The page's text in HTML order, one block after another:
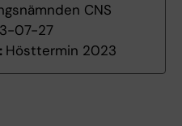
CNS
07-27
Hösttermin 2023